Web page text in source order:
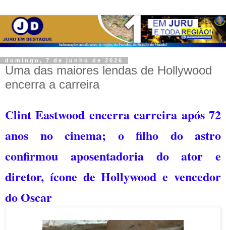
domingo, 7 de junho de 2026
Uma das maiores lendas de Hollywood
encerra a carreira
Clint Eastwood encerra carreira após 72
anos no cinema; o filho do astro
confirmou aposentadoria do ator e
diretor, ícone de Hollywood e vencedor
do Oscar